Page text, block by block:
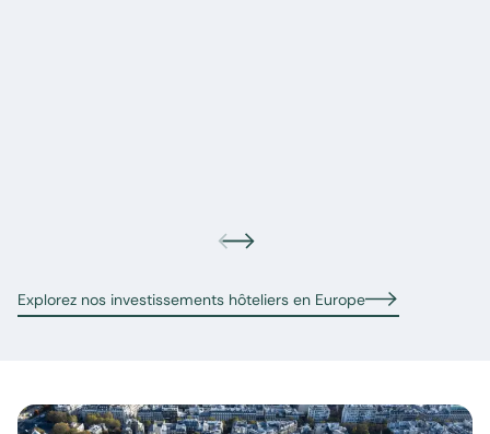
Explorez nos investissements hôteliers en Europe